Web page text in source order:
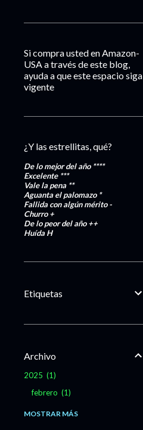
Si compra usted en Amazon-
USA a través de este blog,
ayuda a que este espacio siga
vigente
¿Y las estrellitas, qué?
De lo mejor del año ****
Excelente***
Vale la pena **
Aguanta el palomazo *
Fallida con algún mérito-
Churro+
De lo peor del año++
HuídaH
Etiquetas
Archivo
2025
1
febrero
1
2020 13
MOSTRAR MÁS